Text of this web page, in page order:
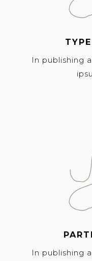
In publishing
In publishing